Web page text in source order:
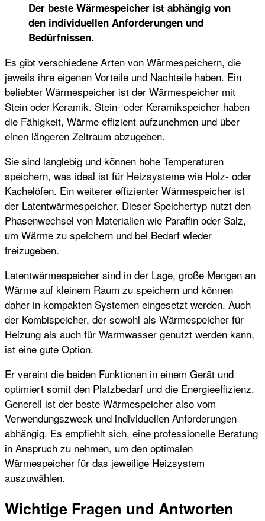
Der beste Wärmespeicher ist abhängig von
den individuellen Anforderungen und
Bedürfnissen.
Es gibt verschiedene Arten von Wärmespeichern, die
jeweils ihre eigenen Vorteile und Nachteile haben. Ein
beliebter Wärmespeicher ist der Wärmespeicher mit
Stein oder Keramik. Stein- oder Keramikspeicher haben
die Fähigkeit, Wärme effizient aufzunehmen und über
einen längeren Zeitraum abzugeben.
Sie sind langlebig und können hohe Temperaturen
speichern, was ideal ist für Heizsysteme wie Holz- oder
Kachelöfen. Ein weiterer effizienter Wärmespeicher ist
der Latentwärmespeicher. Dieser Speichertyp nutzt den
Phasenwechsel von Materialien wie Paraffin oder Salz,
um Wärme zu speichern und bei Bedarf wieder
freizugeben.
Latentwärmespeicher sind in der Lage, große Mengen an
Wärme auf kleinem Raum zu speichern und können
daher in kompakten Systemen eingesetzt werden. Auch
der Kombispeicher, der sowohl als Wärmespeicher für
Heizung als auch für Warmwasser genutzt werden kann,
ist eine gute Option.
Er vereint die beiden Funktionen in einem Gerät und
optimiert somit den Platzbedarf und die Energieeffizienz.
Generell ist der beste Wärmespeicher also vom
Verwendungszweck und individuellen Anforderungen
abhängig. Es empfiehlt sich, eine professionelle Beratung
in Anspruch zu nehmen, um den optimalen
Wärmespeicher für das jeweilige Heizsystem
auszuwählen.
Wichtige Fragen und Antworten